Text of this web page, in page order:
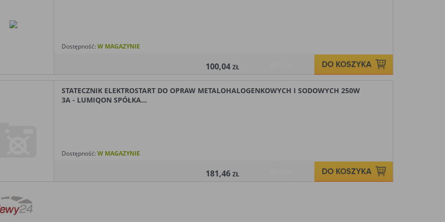
Dostępność:W MAGAZYNIE
100,04ZŁ
STATECZNIK ELEKTROSTART DO OPRAW METALOHALOGENKOWYCH I SODOWYCH 250W
3A - LUMIQON SPÓŁKA...
Dostępność:W MAGAZYNIE
181,46ZŁ